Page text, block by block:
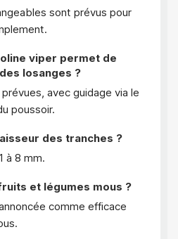
sont prévus pour
viper permet de
losanges ?
avec guidage via le
poussoir.
des tranches ?
à 8 mm.
et légumes mous ?
comme efficace